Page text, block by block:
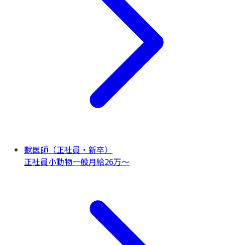
獣医師（正社員・新卒）
正社員小動物一般月給26万〜